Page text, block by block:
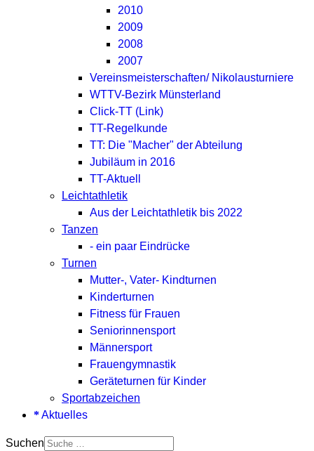
2010
2009
2008
2007
Vereinsmeisterschaften/ Nikolausturniere
WTTV-Bezirk Münsterland
Click-TT (Link)
TT-Regelkunde
TT: Die "Macher" der Abteilung
Jubiläum in 2016
TT-Aktuell
Leichtathletik
Aus der Leichtathletik bis 2022
Tanzen
- ein paar Eindrücke
Turnen
Mutter-, Vater- Kindturnen
Kinderturnen
Fitness für Frauen
Seniorinnensport
Männersport
Frauengymnastik
Geräteturnen für Kinder
Sportabzeichen
Aktuelles
Suchen